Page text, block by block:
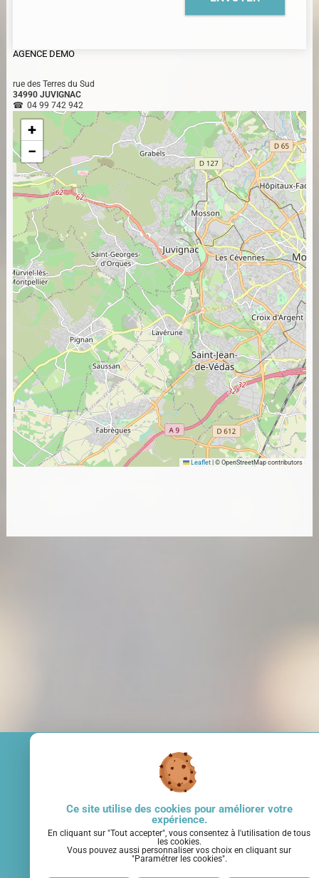
AGENCE DEMO
rue des Terres du Sud
34990 JUVIGNAC
04 99 742 942
+
−
Leaflet © OpenStreetMap contributors
Ce site utilise des cookies pour améliorer votre
expérience.
En cliquant sur "Tout accepter", vous consentez à l'utilisation de tous
les cookies.
Vous pouvez aussi personnaliser vos choix en cliquant sur
"Paramétrer les cookies".